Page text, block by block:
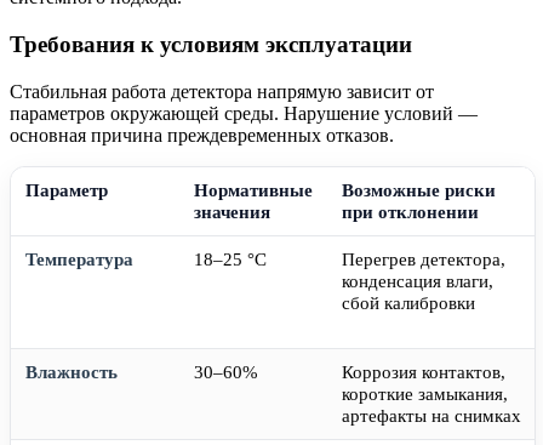
Требования к условиям эксплуатации
Стабильная работа детектора напрямую зависит от
параметров окружающей среды. Нарушение условий —
основная причина преждевременных отказов.
Параметр
Нормативные
значения
Возможные риски
при отклонении
Температура 18–25 °C
Перегрев детектора,
конденсация влаги,
сбой калибровки
Влажность 30–60%
Коррозия контактов,
короткие замыкания,
артефакты на снимках